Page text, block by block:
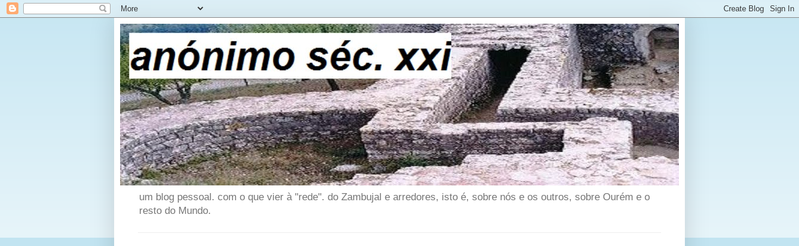
um blog pessoal. com o que vier à "rede". do Zambujal e arredores, isto é, sobre nós e os outros, sobre Ourém e o
resto do Mundo.